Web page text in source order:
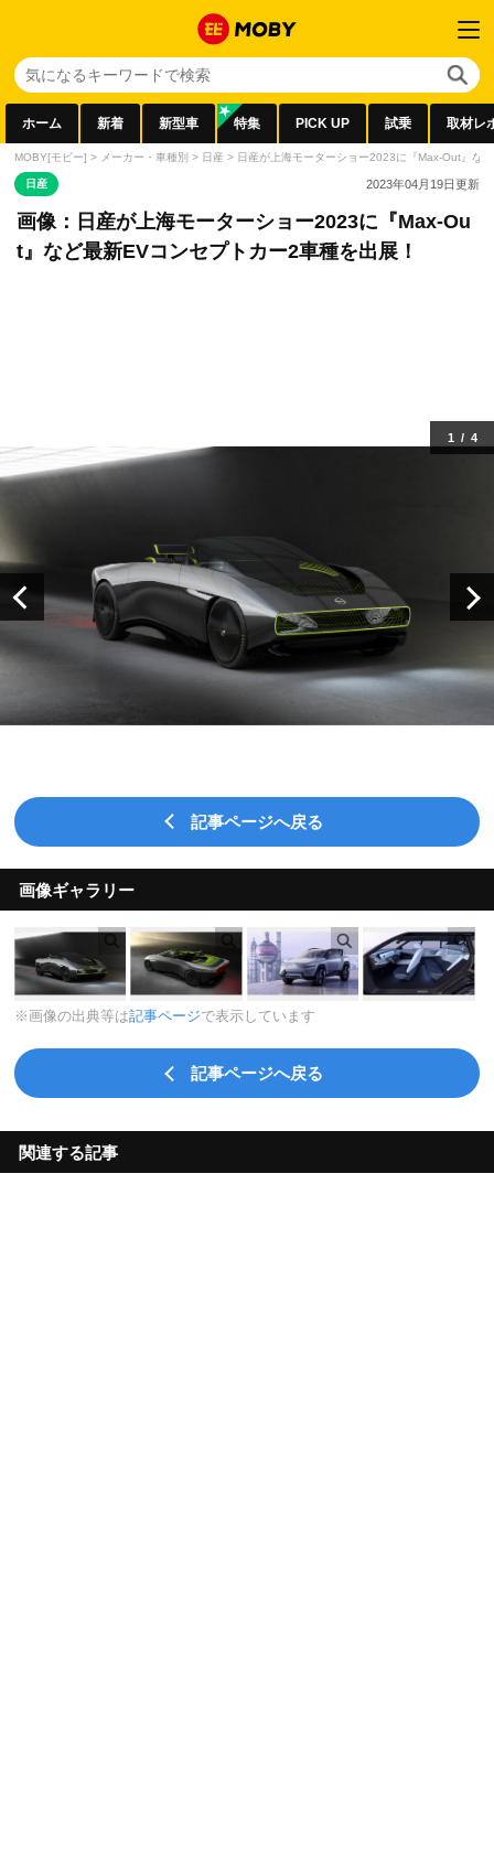
ホーム 新着 新型車 特集 PICK UP 試乗 取材レ
MOBY[モビー] > メーカー・車種別 > 日産 > 日産が上海モーターショー2023に『Max-Out』な
日産 2023年04月19日更新
画像：日産が上海モーターショー2023に『Max-Ou
t』など最新EVコンセプトカー2車種を出展！
1 / 4
記事ページへ戻る
画像ギャラリー
※画像の出典等は記事ページで表示しています
記事ページへ戻る
関連する記事